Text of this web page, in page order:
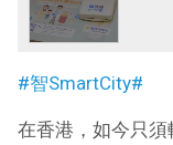
#智SmartCity#
在香港，如今只